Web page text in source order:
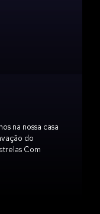
na nossa casa
do
Com